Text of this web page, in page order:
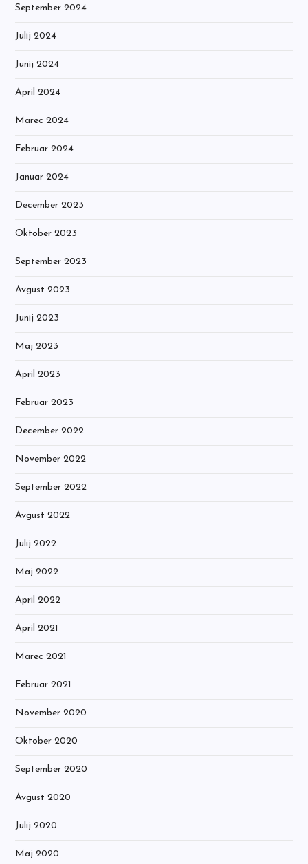
September 2024
Julij 2024
Junij 2024
April 2024
Marec 2024
Februar 2024
Januar 2024
December 2023
Oktober 2023
September 2023
Avgust 2023
Junij 2023
Maj 2023
April 2023
Februar 2023
December 2022
November 2022
September 2022
Avgust 2022
Julij 2022
Maj 2022
April 2022
April 2021
Marec 2021
Februar 2021
November 2020
Oktober 2020
September 2020
Avgust 2020
Julij 2020
Maj 2020